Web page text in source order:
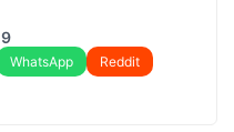
WhatsApp
Reddit